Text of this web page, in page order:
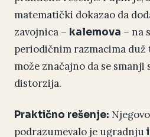
matematički dokazao da
zavojnica – kalemova – na
periodičnim razmacima duž
može značajno da se smanji
distorzija.
Praktično rešenje:
podrazumevalo je ugradnju